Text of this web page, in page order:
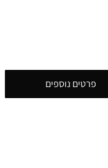
פרטים נוספים